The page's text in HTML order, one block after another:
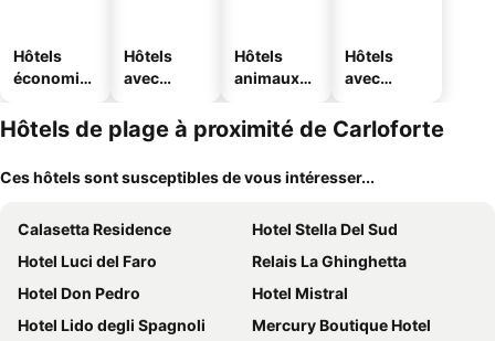
Hôtels
économiq
Hôtels
avec
Hôtels
animaux
Hôtels
avec
Hôtels de plage à proximité de Carloforte
Ces hôtels sont susceptibles de vous intéresser...
Calasetta Residence
Hotel Stella Del Sud
Hotel Luci del Faro
Relais La Ghinghetta
Hotel Don Pedro
Hotel Mistral
Hotel Lido degli Spagnoli
Mercury Boutique Hotel